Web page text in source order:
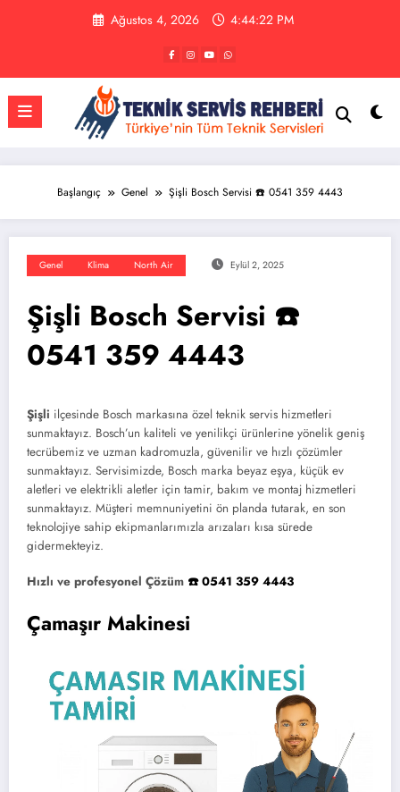
Ağustos 4, 2026 4:44:23 PM
Başlangıç Genel Şişli Bosch Servisi ☎️ 0541 359 4443
Genel Klima North Air Eylül 2, 2025
Şişli Bosch Servisi ☎️
0541 359 4443
Şişli ilçesinde Bosch markasına özel teknik servis hizmetleri
sunmaktayız. Bosch’un kaliteli ve yenilikçi ürünlerine yönelik geniş
tecrübemiz ve uzman kadromuzla, güvenilir ve hızlı çözümler
sunmaktayız. Servisimizde, Bosch marka beyaz eşya, küçük ev
aletleri ve elektrikli aletler için tamir, bakım ve montaj hizmetleri
sunmaktayız. Müşteri memnuniyetini ön planda tutarak, en son
teknolojiye sahip ekipmanlarımızla arızaları kısa sürede
gidermekteyiz.
Hızlı ve profesyonel Çözüm ☎️ 0541 359 4443
Çamaşır Makinesi